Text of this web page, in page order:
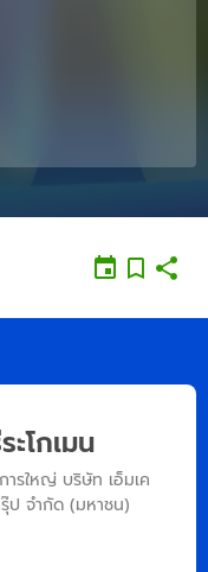
โกเมน
ารใหญ่ บริษัท เอ็มเค
ป จำกัด (มหาชน)